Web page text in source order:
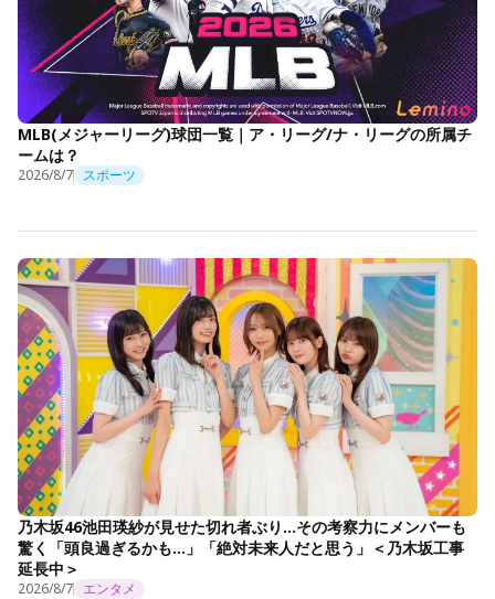
MLB(メジャーリーグ)球団一覧｜ア・リーグ/ナ・リーグの所属チ
ームは？
2026/8/7 スポーツ
乃木坂46池田瑛紗が見せた切れ者ぶり…その考察力にメンバーも
驚く「頭良過ぎるかも…」「絶対未来人だと思う」＜乃木坂工事
延長中＞
2026/8/7 エンタメ